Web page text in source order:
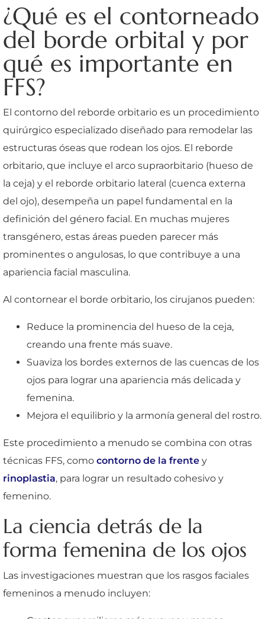
¿Qué es el contorneado
del borde orbital y por
qué es importante en
FFS?
El contorno del reborde orbitario es un procedimiento
quirúrgico especializado diseñado para remodelar las
estructuras óseas que rodean los ojos. El reborde
orbitario, que incluye el arco supraorbitario (hueso de
la ceja) y el reborde orbitario lateral (cuenca externa
del ojo), desempeña un papel fundamental en la
definición del género facial. En muchas mujeres
transgénero, estas áreas pueden parecer más
prominentes o angulosas, lo que contribuye a una
apariencia facial masculina.
Al contornear el borde orbitario, los cirujanos pueden:
Reduce la prominencia del hueso de la ceja,
creando una frente más suave.
Suaviza los bordes externos de las cuencas de los
ojos para lograr una apariencia más delicada y
femenina.
Mejora el equilibrio y la armonía general del rostro.
Este procedimiento a menudo se combina con otras
técnicas FFS, como contorno de la frente y
rinoplastia, para lograr un resultado cohesivo y
femenino.
La ciencia detrás de la
forma femenina de los ojos
Las investigaciones muestran que los rasgos faciales
femeninos a menudo incluyen: